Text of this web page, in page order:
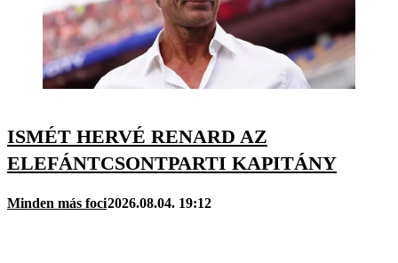
ISMÉT HERVÉ RENARD AZ
ELEFÁNTCSONTPARTI KAPITÁNY
Minden más foci2026.08.04. 19:12